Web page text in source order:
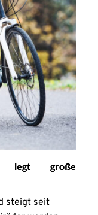
legt große
steigt seit